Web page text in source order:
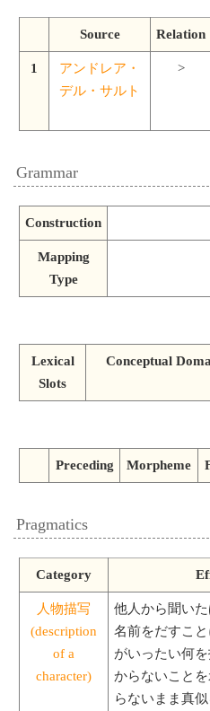
Source Relation
1
アンドレア・
デル・サルト
>
Grammar
Construction
Mapping
Type
Lexical
Slots
Conceptual
Preceding Morpheme
Pragmatics
Category
人物描写
(description
of a
character)
他人から聞い
名前をだすこ
がいったい何
からないこと
らないまま真